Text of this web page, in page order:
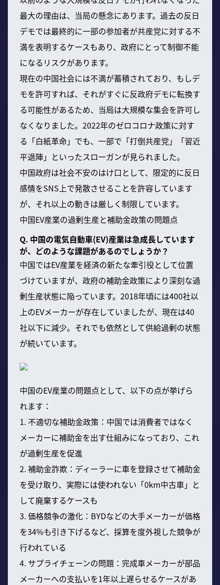
最大の理由は、当局の懸念にあります。過去の反日
デモでは最終的に一部の参加者が共産党に対する不
満を表明するケースもあり、政府にとって制御不能
になるリスクがあります。
現在の中国社会には不満が蓄積されており、もしデ
モを許可すれば、それがすぐに反政府デモに転換す
る可能性があるため、当局は大規模な集会を許可し
なくなりました。2022年のゼロコロナ政策に対す
る「白紙革命」でも、一部で「打倒共産党」「習近
平退陣」といったスローガンが見られました。
中国政府は社会不安のはけ口として、限定的に反日
感情をSNS上で発散させることを許容しています
が、それ以上の動きは厳しく制限しています。
中国EV産業の過剰生産と補助金政策の問題点
Q. 中国の電気自動車(EV)産業は急成長しています
が、どのような課題があるのでしょうか？
中国ではEV産業を経済の新たな牽引役として位置
づけていますが、政府の補助金政策により深刻な過
剰生産状態に陥っています。2018年頃には400社以
上のEVメーカーが存在していましたが、現在は40
社以下に減少。それでも依然として供給過剰の状態
が続いています。
中国のEV産業の問題点として、以下の点が挙げら
れます：
1. 不適切な補助金政策：中国では消費者ではなく
メーカーに補助金を出す仕組みになっており、これ
が過剰生産を促進
2. 補助金詐欺：ディーラーに車を登録させて補助金
を受け取り、実際には使われない「0km中古車」と
して廃棄するケースも
3. 価格競争の激化：BYDなどの大手メーカーが価格
を34%も引き下げるなど、採算を度外視した競争が
行われている
4. サプライチェーンの問題：完成車メーカーが部品
メーカーへの支払いを1年以上遅らせるケースがあ